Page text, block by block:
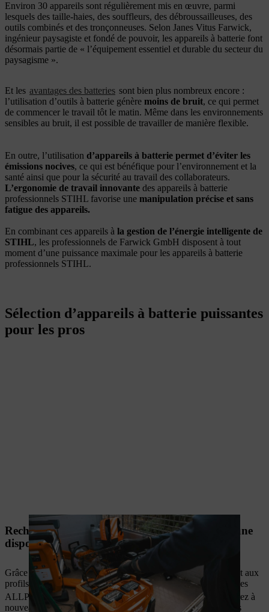
Environ 30 appareils sont régulièrement mis en œuvre, parmi
lesquels des taille-haies, des souffleurs, des débroussailleuses, des
outils combinés et des tronçonneuses. Selon Janes Vitus Farwick,
ingénieur paysagiste et fondé de pouvoir, les appareils à batterie font
désormais partie de « l’équipement essentiel et durable du secteur du
paysagisme ».
Et les avantages des batteries sont bien plus nombreux encore :
l’utilisation d’outils à batterie génère moins de bruit, ce qui permet
de commencer le travail tôt le matin. Même dans les environnements
sensibles au bruit, il est possible de travailler de manière flexible.
En outre, l’utilisation d’appareils à batterie permet d’éviter les
émissions nocives, ce qui est bénéfique pour l’environnement et la
santé ainsi que pour la sécurité au travail des collaborateurs.
L’ergonomie de travail innovante des appareils à batterie
professionnels STIHL favorise une manipulation précise et sans
fatigue des appareils.
En combinant ces appareils à la gestion de l’énergie intelligente de
STIHL, les professionnels de Farwick GmbH disposent à tout
moment d’une puissance maximale pour les appareils à batterie
professionnels STIHL.
Sélection d’appareils à batterie puissantes
pour les pros
Recharge rapide en seulement 9 minutes, pour une
disponibilité opérationnelle maximale.
Grâce à la technologie innovante des cellules sans languettes et aux
profils de charge intelligents, vous pouvez recharger les batteries
ALLPRO en seulement 9 minutes1. Cela signifie que vous serez à
nouveau opérationnel en un rien de temps, minimisant ainsi les